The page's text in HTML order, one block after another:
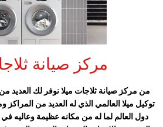
مركز صيانة
من مركز صيانة ثلاجات ميلا نوفر لك العديد
توكيل ميلا العالمي الذي له العديد من المراكز
دول العالم لما له من مكانه عظيمة وعاليه في